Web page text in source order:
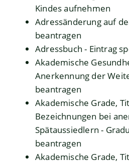
Kindes aufnehmen
Adressänderung auf
beantragen
Adressbuch - Eintrag
Akademische
Anerkennung der
beantragen
Akademische Grade,
Bezeichnungen bei
Spätaussiedlern -
beantragen
Akademische Grade,